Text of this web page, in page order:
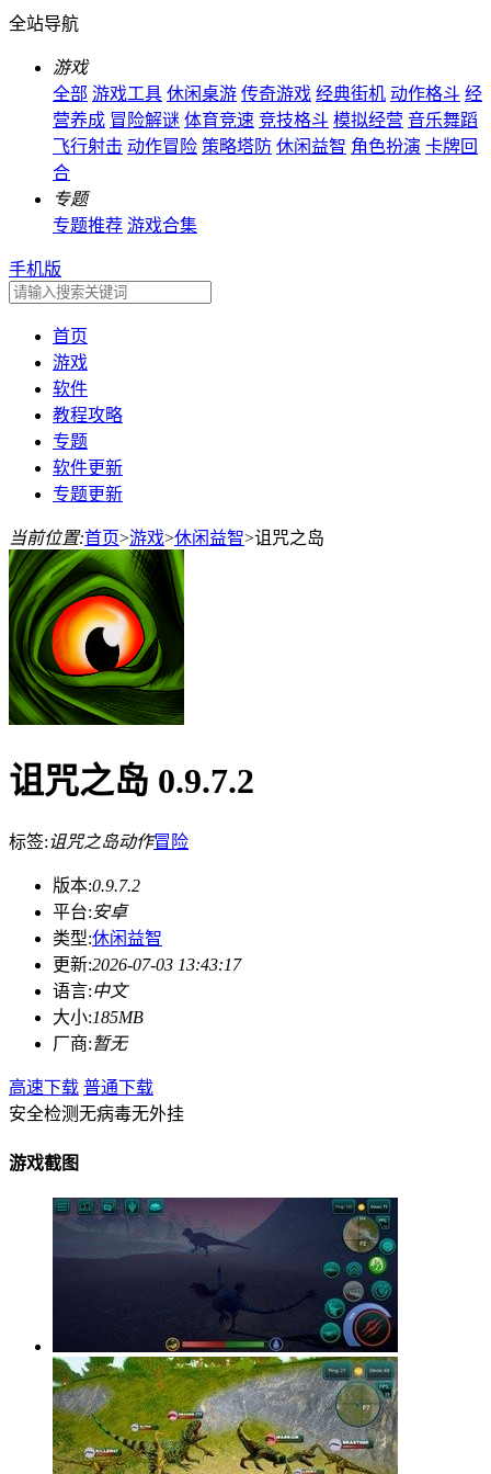
全站导航
游戏
全部 游戏工具 休闲桌游 传奇游戏 经典街机 动作格斗 经
营养成 冒险解谜 体育竞速 竞技格斗 模拟经营 音乐舞蹈
飞行射击 动作冒险 策略塔防 休闲益智 角色扮演 卡牌回
合
专题
专题推荐 游戏合集
手机版
首页
游戏
软件
教程攻略
专题
软件更新
专题更新
当前位置:首页>游戏>休闲益智>诅咒之岛
诅咒之岛 0.9.7.2
标签:诅咒之岛动作冒险
版本:0.9.7.2
平台:安卓
类型:休闲益智
更新:2026-07-03 13:43:17
语言:中文
大小:185MB
厂商:暂无
高速下载 普通下载
安全检测无病毒无外挂
游戏截图